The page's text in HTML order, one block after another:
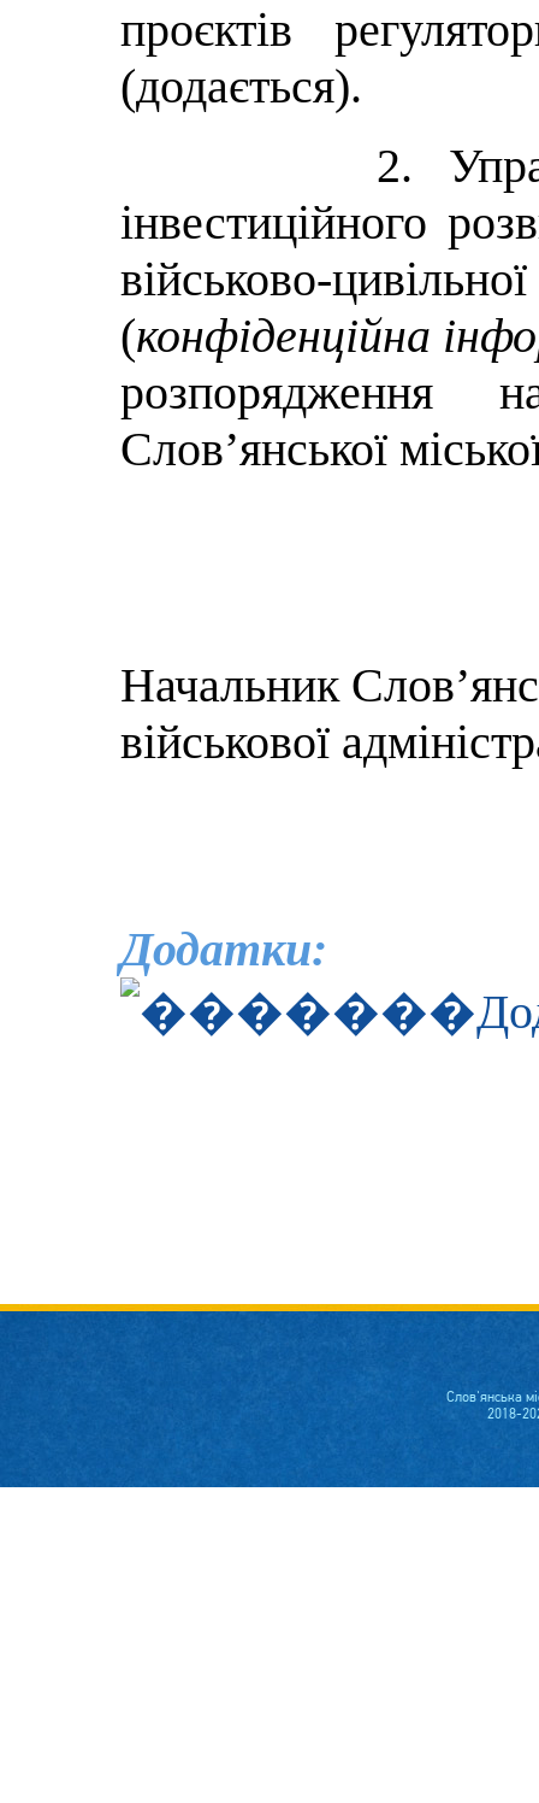
проєктів
(додається).
2.
інвестиційного
військово-
(конфіденційна
розпорядження
Слов’янської
Начальник
військової
Додатки:
Слов'янська
2018-